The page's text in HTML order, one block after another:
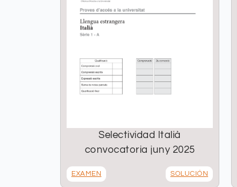
Selectividad Italià
convocatoria juny 2025
EXAMEN SOLUCIÓN